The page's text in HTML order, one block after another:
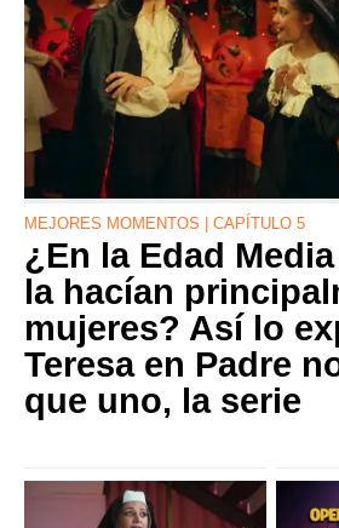
MEJORES MOMENTOS | CAPÍTULO 5
¿En la Edad
la hacían
mujeres? Así lo
Teresa en Padre
que uno, la serie